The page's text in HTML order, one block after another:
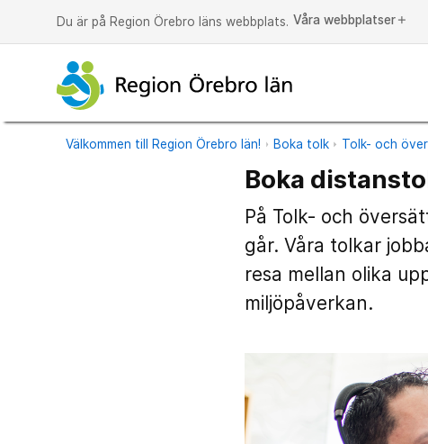
Du är på Region Örebro läns webbplats. Våra webbplatser add
Välkommen till Region Örebro län! Boka tolk Tolk- och
Boka
På Tolk- och
går. Våra tolkar
resa mellan olika
miljöpåverkan.